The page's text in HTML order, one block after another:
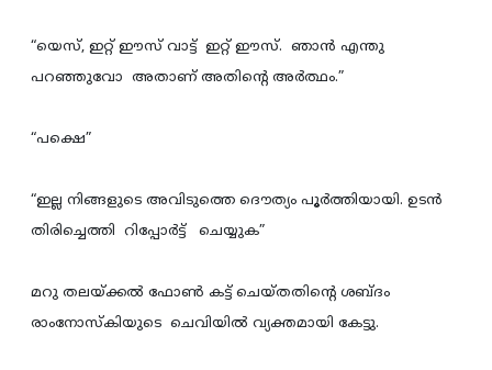
“യെസ്, ഇറ്റ്‌ ഈസ്‌ വാട്ട്‌ ഇറ്റ്‌ ഈസ്‌. ഞാന്‍ എന്തു
പറഞ്ഞുവോ അതാണ് അതിന്‍റെ അര്‍ത്ഥം.”
“പക്ഷെ”
“ഇല്ല നിങ്ങളുടെ അവിടുത്തെ ദൌത്യം പൂര്‍ത്തിയായി. ഉടന്‍
തിരിച്ചെത്തി റിപ്പോര്‍ട്ട്‌ ചെയ്യുക”
മറു തലയ്ക്കല്‍ ഫോണ്‍ കട്ട് ചെയ്തതിന്റെ ശബ്ദം
രാംനോസ്കിയുടെ ചെവിയില്‍ വ്യക്തമായി കേട്ടു.